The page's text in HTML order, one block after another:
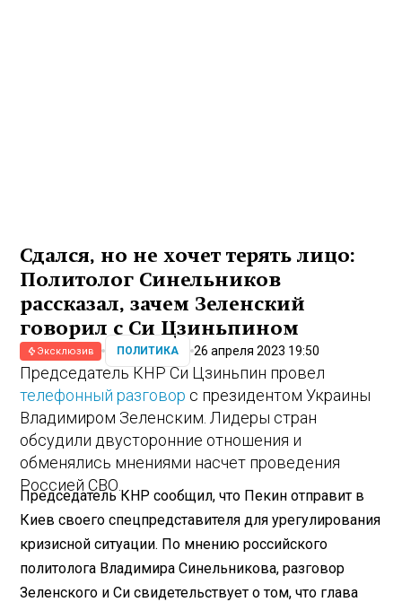
Сдался, но не хочет терять лицо:
Политолог Синельников
рассказал, зачем Зеленский
говорил с Си Цзиньпином
Эксклюзив ПОЛИТИКА 26 апреля 2023 19:50
Председатель КНР Си Цзиньпин провел
телефонный разговор с президентом Украины
Владимиром Зеленским. Лидеры стран
обсудили двусторонние отношения и
обменялись мнениями насчет проведения
Россией СВО.
Председатель КНР сообщил, что Пекин отправит в
Киев своего спецпредставителя для урегулирования
кризисной ситуации. По мнению российского
политолога Владимира Синельникова, разговор
Зеленского и Си свидетельствует о том, что глава